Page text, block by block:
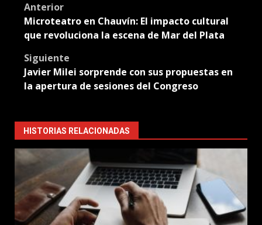
Post
navigation
Anterior
Microteatro en Chauvín: El impacto cultural
que revoluciona la escena de Mar del Plata
Siguiente
Javier Milei sorprende con sus propuestas en
la apertura de sesiones del Congreso
HISTORIAS RELACIONADAS